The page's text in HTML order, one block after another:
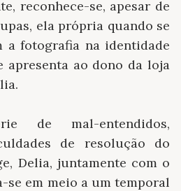
reconhece-se, apesar de
ela própria quando se
a fotografia na identidade
apresenta ao dono da loja
de mal-entendidos,
de resolução do
Delia, juntamente com o
em meio a um temporal